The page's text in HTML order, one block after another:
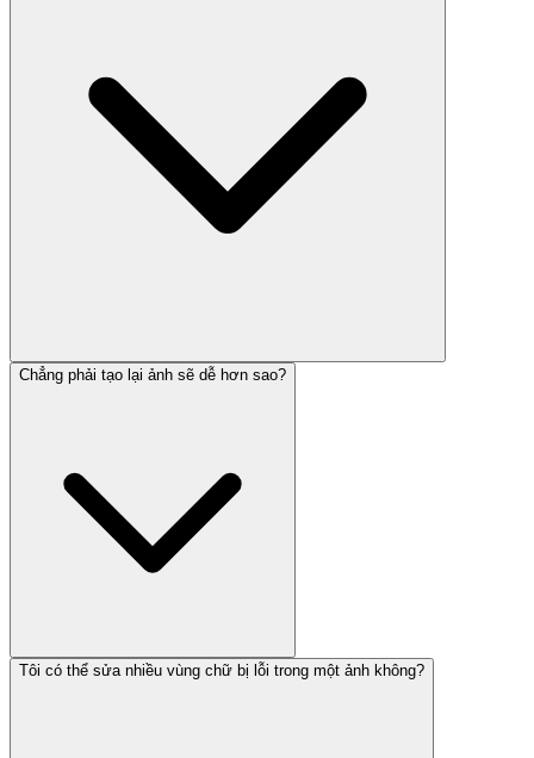
Chẳng phải tạo lại ảnh sẽ dễ hơn sao?
Tôi có thể sửa nhiều vùng chữ bị lỗi trong một ảnh không?